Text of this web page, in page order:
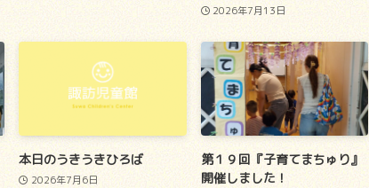
2026年7月13日
本日のうきうきひろば
2026年7月6日
第１９回『子育てまちゅり』
開催しました！